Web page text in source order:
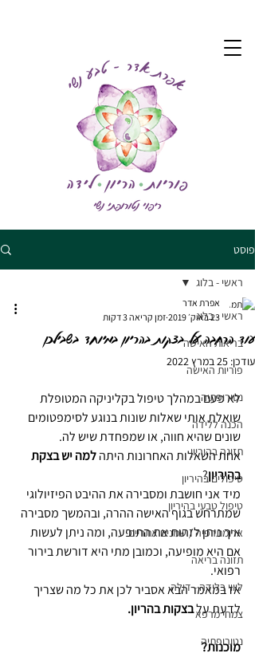
פוסט
ראשי - בלוג
בריאות האישה
פוריות האישה
נטורופתיה
הכנה ללידה
תזונה בהיריון
טיפולים בהיריון
טיפול טבעי בהיריון
ארומתרפיה / שמנים אתריים
תזונה בריאה
ליווי בלידה - דולה
צמחי מרפא
נטורופתיה
ראשי - בלוג
עוד הרחבה על בצקות בהריון במיוחד בשבילכן
אפרת אדר
23 באוק׳ 2019
זמן קריאה 3 דקות
עודכן: 25 במרץ 2022
לא פעם במהלך טיפול בקליניקה המטופלת
שואלת אותי שאלות שונות בנוגע לסימפטומים
שונים שהיא חווה, או שמפחדת שיש לה.
אחת השאלות האחרונות היתה למה יש בצקת
בהיריון?
מיד אני חושבת ומסבירה את ההיבט הפיזיולוגי
שמתרחש בגוף האישה ההרה, ובהמשך מסבירה
איך ניתן לזהות את התופעה, ומה ניתן לעשות
אם היא מופיעה, וכמובן מתי היא דורשת בירור
רפואי.
אז במאמר הבא אסביר לכן את כל מה שצריך
לדעת על בצקות בהריון.
מוכנות?